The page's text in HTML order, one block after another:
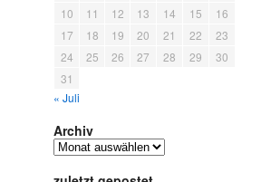
10
11 12 13 14 15
16
17
18 19 20 21 22
23
24
25 26 27 28 29
30
31
« Juli
Archiv
Archiv